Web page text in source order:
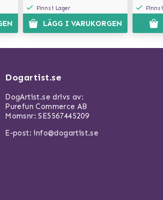
Finns i Lager
LÄGG I VARUKORGEN
Finns
Dogartist.se
DogArtist.se drivs av:
Purefun Commerce AB
Momsnr: SE5567445209
E-post:info@dogartist.se